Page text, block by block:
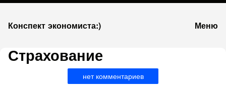
Конспект экономиста:) Меню
Страхование
нет комментариев